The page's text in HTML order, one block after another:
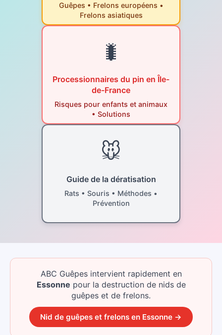
Guêpes • Frelons européens •
Frelons asiatiques
🐛
Processionnaires du pin en Île-
de-France
Risques pour enfants et animaux
• Solutions
🐭
Guide de la dératisation
Rats • Souris • Méthodes •
Prévention
ABC Guêpes intervient rapidement en
Essonne pour la destruction de nids de
guêpes et de frelons.
Nid de guêpes et frelons en Essonne →